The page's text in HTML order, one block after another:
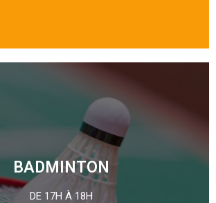
BADMINTON
DE 17H À 18H